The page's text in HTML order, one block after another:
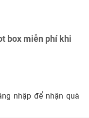
box miễn phí khi
nhập để nhận quà